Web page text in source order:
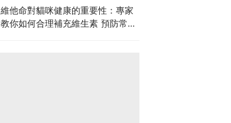
維他命對貓咪健康的重要性：專家
教你如何合理補充維生素 預防常見